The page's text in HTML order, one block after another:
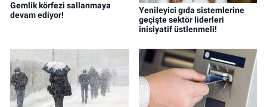
Gemlik körfezi sallanmaya
devam ediyor!
Yenileyici gıda sistemlerine
geçişte sektör liderleri
inisiyatif üstlenmeli!